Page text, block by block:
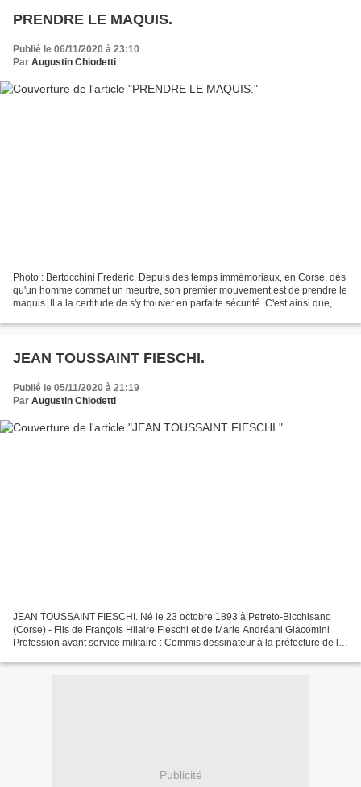
PRENDRE LE MAQUIS.
Publié le 06/11/2020 à 23:10
Par Augustin Chiodetti
Photo : Bertocchini Frederic. Depuis des temps immémoriaux, en Corse, dès
qu'un homme commet un meurtre, son premier mouvement est de prendre le
maquis. Il a la certitude de s'y trouver en parfaite sécurité. C'est ainsi que,
JEAN TOUSSAINT FIESCHI.
Publié le 05/11/2020 à 21:19
Par Augustin Chiodetti
JEAN TOUSSAINT FIESCHI. Né le 23 octobre 1893 à Petreto-Bicchisano
(Corse) - Fils de François Hilaire Fieschi et de Marie Andréani Giacomini
Profession avant service militaire : Commis dessinateur à la préfecture de la
Publicité